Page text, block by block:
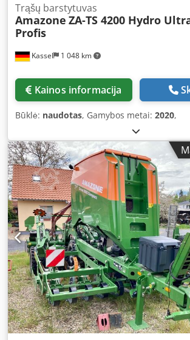
Kassel 1 048 km
Trąšų barstytuvas
Amazone ZA-TS 4200 Hydro
Profis
Kainos informacija
Būklė: naudotas, Gamybos metai: 2020,